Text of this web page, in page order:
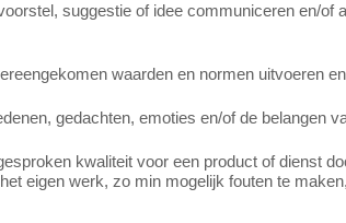
suggestie of idee communiceren en/of
waarden en normen uitvoeren
gedachten, emoties en/of de belangen
kwaliteit voor een product of dienst
eigen werk, zo min mogelijk fouten te